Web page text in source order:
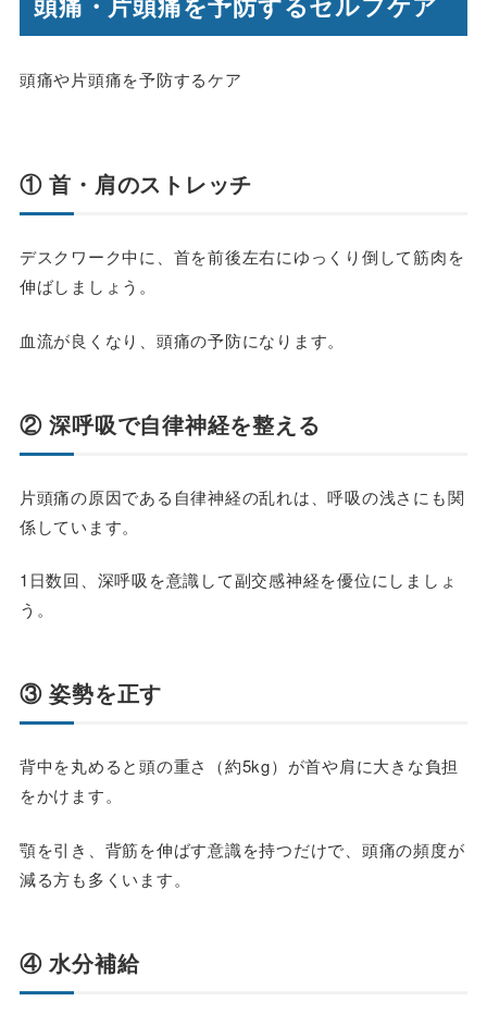
頭痛や片頭痛を予防するケア
① 首・肩のストレッチ
デスクワーク中に、首を前後左右にゆっくり倒して筋肉を
伸ばしましょう。
血流が良くなり、頭痛の予防になります。
② 深呼吸で自律神経を整える
片頭痛の原因である自律神経の乱れは、呼吸の浅さにも関
係しています。
1日数回、深呼吸を意識して副交感神経を優位にしましょ
う。
③ 姿勢を正す
背中を丸めると頭の重さ（約5kg）が首や肩に大きな負担
をかけます。
顎を引き、背筋を伸ばす意識を持つだけで、頭痛の頻度が
減る方も多くいます。
④ 水分補給